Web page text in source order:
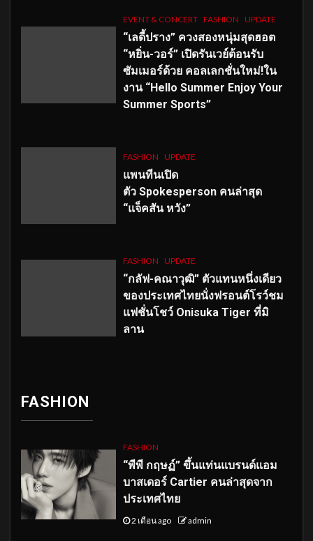
EVENT & CONCERT FASHION UPDATE
“เลดี้ปราง” ควงสองหนุ่มสุดฮอต
“หยิ่น-วอร์” เปิดรันเวย์ต้อนรับ
ซัมเมอร์ด้วย คอลเลกชั่นใหม่!ใน
งาน “Hello Summer Enjoy Your
Summer Sports”
FASHION UPDATE
แพนทีนเปิด
ตัว Spokesperson คนล่าสุด
“แจ็คสัน หวัง”
FASHION UPDATE
“กลัฟ-คณาวุฒิ” ตัวแทนหนึ่งเดียว
ของประเทศไทยนั่งฟรอนต์โรว์ชม
แฟชั่นโชว์ Onisuka Tiger ที่มิ
ลาน
FASHION
FASHION
“พีพี กฤษฏ์” ขึ้นแท่นแบรนด์แอม
บาสเดอร์ Cartier คนล่าสุดจาก
ประเทศไทย
2 เดือน ago admin